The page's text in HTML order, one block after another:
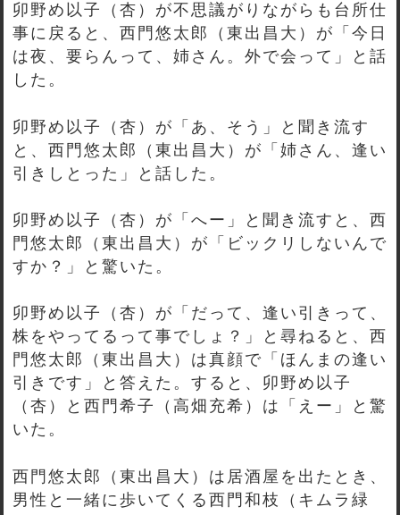
卯野め以子（杏）が不思議がりながらも台所仕
事に戻ると、西門悠太郎（東出昌大）が「今日
は夜、要らんって、姉さん。外で会って」と話
した。
卯野め以子（杏）が「あ、そう」と聞き流す
と、西門悠太郎（東出昌大）が「姉さん、逢い
引きしとった」と話した。
卯野め以子（杏）が「へー」と聞き流すと、西
門悠太郎（東出昌大）が「ビックリしないんで
すか？」と驚いた。
卯野め以子（杏）が「だって、逢い引きって、
株をやってるって事でしょ？」と尋ねると、西
門悠太郎（東出昌大）は真顔で「ほんまの逢い
引きです」と答えた。すると、卯野め以子
（杏）と西門希子（高畑充希）は「えー」と驚
いた。
西門悠太郎（東出昌大）は居酒屋を出たとき、
男性と一緒に歩いてくる西門和枝（キムラ緑